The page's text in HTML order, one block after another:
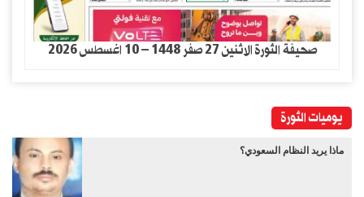
صحيفة الثورة الاثنين 27 صفر 1448 – 10 اغسطس 2026
يوميات الثورة
ماذا يريد النظام السعودي؟